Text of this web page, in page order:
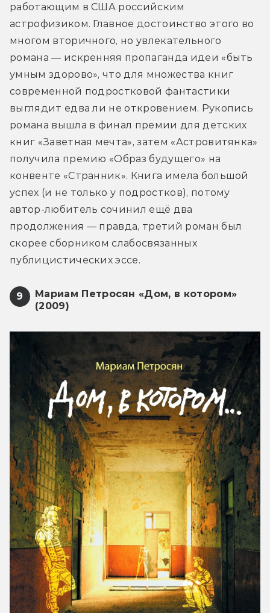
работающим в США российским
астрофизиком. Главное достоинство этого во
многом вторичного, но увлекательного
романа — искренняя пропаганда идеи «быть
умным здорово», что для множества книг
современной подростковой фантастики
выглядит едва ли не откровением. Рукопись
романа вышла в финал премии для детских
книг «Заветная мечта», затем «Астровитянка»
получила премию «Образ будущего» на
конвенте «Странник». Книга имела большой
успех (и не только у подростков), потому
автор-любитель сочинил ещё два
продолжения — правда, третий роман был
скорее сборником слабосвязанных
публицистических эссе.
9
Мариам Петросян «Дом, в котором»
(2009)